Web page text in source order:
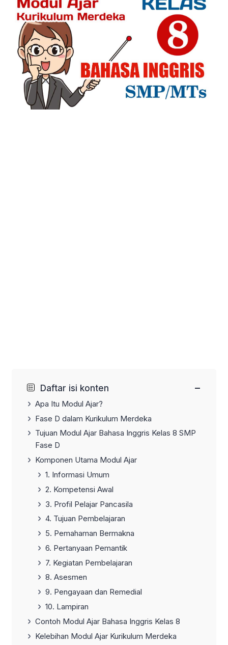
Daftar isi konten −
Apa Itu Modul Ajar?
Fase D dalam Kurikulum Merdeka
Tujuan Modul Ajar Bahasa Inggris Kelas 8 SMP
Fase D
Komponen Utama Modul Ajar
1. Informasi Umum
2. Kompetensi Awal
3. Profil Pelajar Pancasila
4. Tujuan Pembelajaran
5. Pemahaman Bermakna
6. Pertanyaan Pemantik
7. Kegiatan Pembelajaran
8. Asesmen
9. Pengayaan dan Remedial
10. Lampiran
Contoh Modul Ajar Bahasa Inggris Kelas 8
Kelebihan Modul Ajar Kurikulum Merdeka